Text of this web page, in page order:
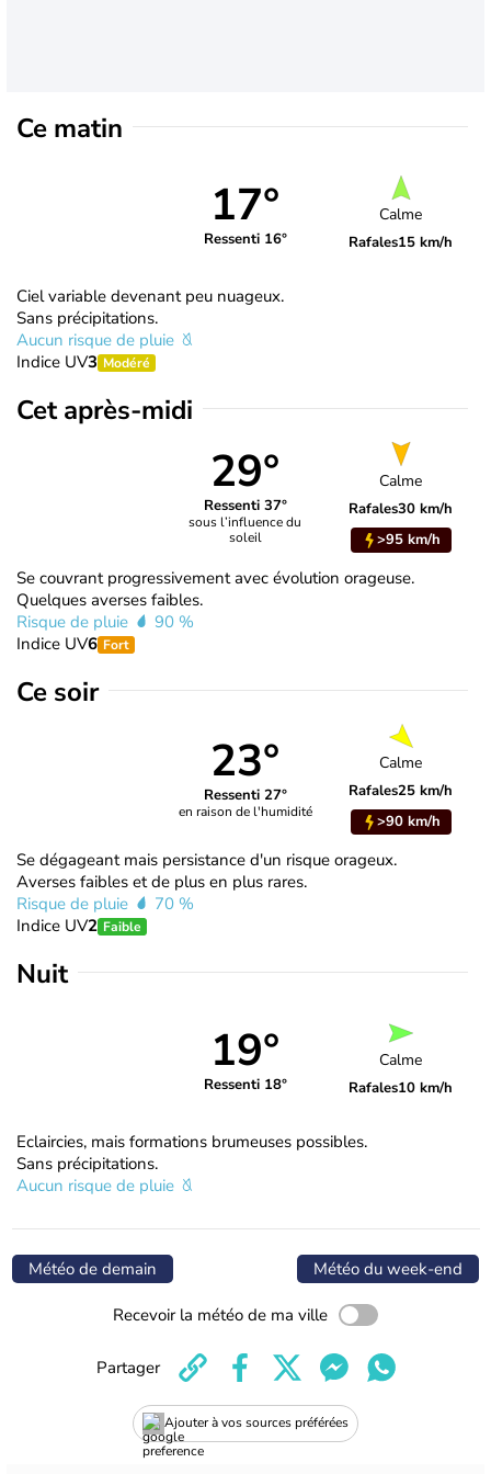
Ce matin
17°
Ressenti 16°
Calme
Rafales15 km/h
Ciel variable devenant peu nuageux.
Sans précipitations.
Aucun risque de pluie
Indice UV3 Modéré
Cet après-midi
29°
Ressenti 37°
sous l’influence du
soleil
Calme
Rafales30 km/h
>95 km/h
Se couvrant progressivement avec évolution orageuse.
Quelques averses faibles.
Risque de pluie
90 %
Indice UV6 Fort
Ce soir
23°
Ressenti 27°
en raison de l'humidité
Calme
Rafales25 km/h
>90 km/h
Se dégageant mais persistance d'un risque orageux.
Averses faibles et de plus en plus rares.
Risque de pluie
70 %
Indice UV2 Faible
Nuit
19°
Ressenti 18°
Calme
Rafales10 km/h
Eclaircies, mais formations brumeuses possibles.
Sans précipitations.
Aucun risque de pluie
Météo de demain Météo du week-end
Recevoir la météo de ma ville
Ajouter à vos sources préférées
Partager